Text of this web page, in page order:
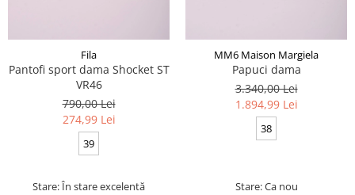
Fila
Pantofi sport dama Shocket ST
VR46
790,00 Lei
274,99 Lei
39
Stare: În stare excelentă
MM6 Maison Margiela
Papuci dama
3.340,00 Lei
1.894,99 Lei
38
Stare: Ca nou